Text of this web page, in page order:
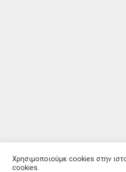
Χρησιμοποιούμε cookies στην
cookies.